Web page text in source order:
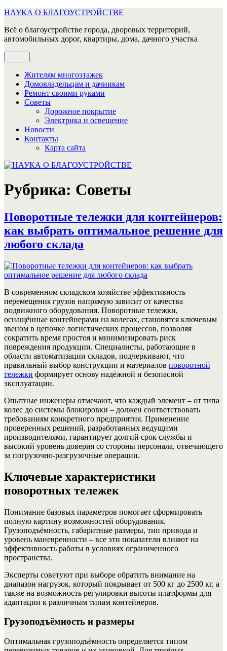
Перейти
содержимому
НАУКА О БЛАГОУСТРОЙСТВЕ
Всё о благоустройстве города, дворовых территорий,
автомобильных дорог, квартиры, дома, дачного участка
Жителям многоэтажек
Домовладельцам и дачникам
Ремонт своими руками
Советы
Дорожное покрытие
Электрика и освещение
Новости
Контакты
Карта сайта
Рубрика: Советы
Поворотные тележки для контейнеров:
как выбрать оптимальное решение для
любого склада
В современном складском хозяйстве эффективность
перемещения грузов напрямую зависит от качества
подвижного оборудования. Поворотные тележки,
оснащённые контейнерами на колесах, становятся ключевым
звеном в цепочке логистических процессов, позволяя
сократить время простоя и минимизировать риск
повреждения продукции. Специалисты, работающие в
области автоматизации складов, подчеркивают, что
правильный выбор конструкции и материалов поворотной
тележки формирует основу надёжной и безопасной
эксплуатации.
Опытные инженеры отмечают, что каждый элемент – от типа
колес до системы блокировки – должен соответствовать
требованиям конкретного предприятия. Применение
проверенных решений, разработанных ведущими
производителями, гарантирует долгий срок службы и
высокий уровень доверия со стороны персонала, отвечающего
за погрузочно-разгрузочные операции.
Ключевые характеристики
поворотных тележек
Понимание базовых параметров помогает сформировать
полную картину возможностей оборудования.
Грузоподъёмность, габаритные размеры, тип привода и
уровень маневренности – все эти показатели влияют на
эффективность работы в условиях ограниченного
пространства.
Эксперты советуют при выборе обратить внимание на
диапазон нагрузок, который покрывает от 500 кг до 2500 кг, а
также на возможность регулировки высоты платформы для
адаптации к различным типам контейнеров.
Грузоподъёмность и размеры
Оптимальная грузоподъёмность определяется типом